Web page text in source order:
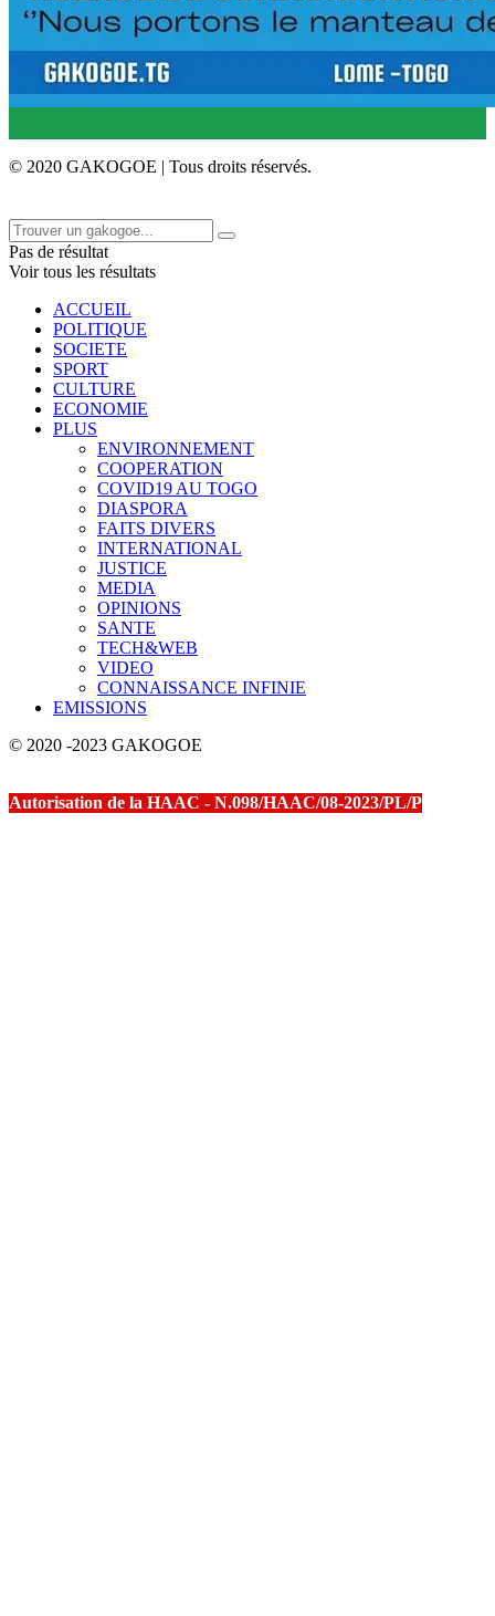
© 2020 GAKOGOE | Tous droits réservés.
Pas de résultat
Voir tous les résultats
ACCUEIL
POLITIQUE
SOCIETE
SPORT
CULTURE
ECONOMIE
PLUS
ENVIRONNEMENT
COOPERATION
COVID19 AU TOGO
DIASPORA
FAITS DIVERS
INTERNATIONAL
JUSTICE
MEDIA
OPINIONS
SANTE
TECH&WEB
VIDEO
CONNAISSANCE INFINIE
EMISSIONS
© 2020 -2023 GAKOGOE
Autorisation de la HAAC - N.098/HAAC/08-2023/PL/P